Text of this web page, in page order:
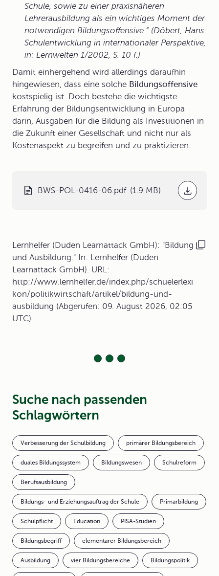
Schule, sowie zu einer praxisnäheren
Lehrerausbildung als ein wichtiges Moment der
notwendigen Bildungsoffensive.“ (Döbert, Hans:
Schulentwicklung in internationaler Perspektive,
in: Lernwelten 1/2002, S. 10 f.)
Damit einhergehend wird allerdings daraufhin
hingewiesen, dass eine solche Bildungsoffensive
kostspielig ist. Doch bestehe die wichtigste
Erfahrung der Bildungsentwicklung in Europa
darin, Ausgaben für die Bildung als Investitionen in
die Zukunft einer Gesellschaft und nicht nur als
Kostenaspekt zu begreifen und zu praktizieren.
BWS-POL-0416-06.pdf (1.9 MB)
Lernhelfer (Duden Learnattack GmbH): "Bildung
und Ausbildung." In: Lernhelfer (Duden
Learnattack GmbH). URL:
http://www.lernhelfer.de/index.php/schuelerlexi
kon/politikwirtschaft/artikel/bildung-und-
ausbildung (Abgerufen: 09. August 2026, 02:05
UTC)
Suche nach passenden
Schlagwörtern
Verbesserung der Schulbildung primärer Bildungsbereich
duales Bildungssystem Bildungswesen Schulreform
Berufsausbildung
Bildungs- und Erziehungsauftrag der Schule Primarbildung
Schulpflicht Education PISA-Studien
Bildungsbegriff elementarer Bildungsbereich
Ausbildung vier Bildungsbereiche Bildungspolitik